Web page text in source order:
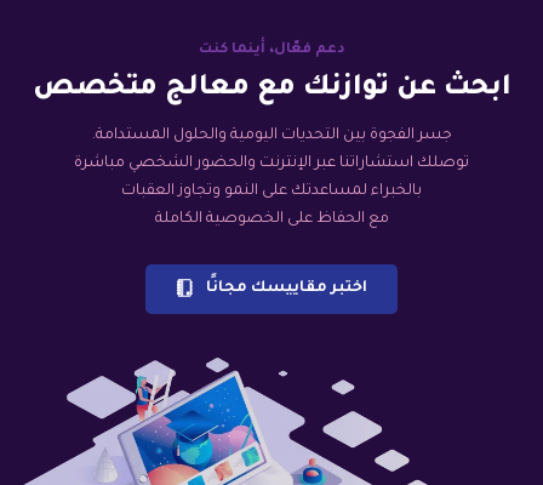
دعم فعّال، أينما كنت
ابحث عن توازنك مع معالج متخصص
جسر الفجوة بين التحديات اليومية والحلول المستدامة.
توصلك استشاراتنا عبر الإنترنت والحضور الشخصي مباشرة
بالخبراء لمساعدتك على النمو وتجاوز العقبات
مع الحفاظ على الخصوصية الكاملة
اختبر مقاييسك مجانًا